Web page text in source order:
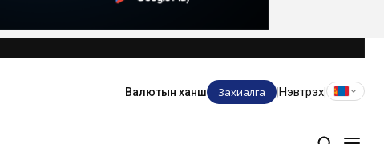
Валютын ханш Захиалга Нэвтрэх